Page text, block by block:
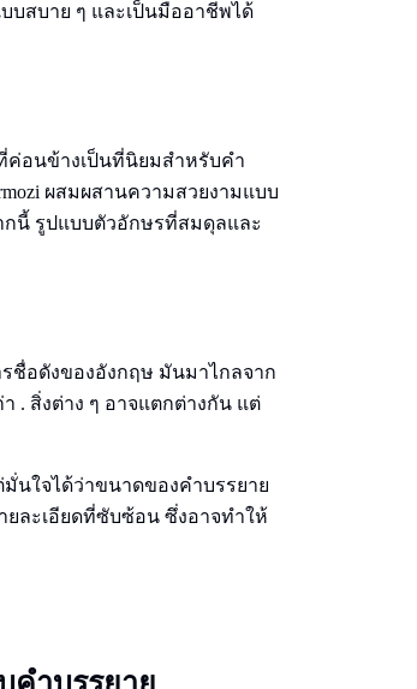
สบาย ๆ และเป็นมืออาชีพได้
ที่ค่อนข้างเป็นที่นิยมสําหรับคํา
ผสมผสานความสวยงามแบบ
นี้ รูปแบบตัวอักษรที่สมดุลและ
รชื่อดังของอังกฤษ มันมาไกลจาก
. สิ่งต่าง ๆ อาจแตกต่างกัน แต่
มั่นใจได้ว่าขนาดของคําบรรยาย
ละเอียดที่ซับซ้อน ซึ่งอาจทําให้
คําบรรยาย